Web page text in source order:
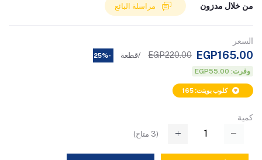
من خلال مدزون
السعر
EGP165.00
EGP220.00 /قطعة -25%
وفرت: EGP55.00
كلوب بوينت: 165
كمية
(
3 متاح)